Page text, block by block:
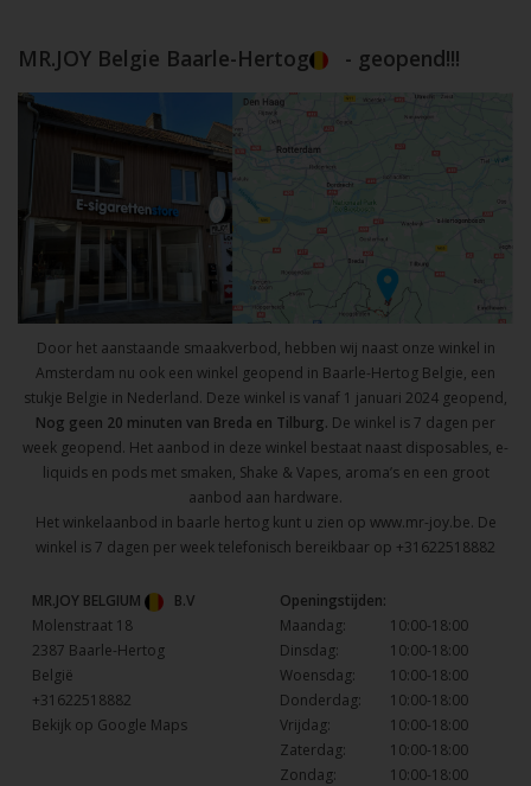
MR.JOY Belgie Baarle-Hertog - geopend!!!
Door het aanstaande smaakverbod, hebben wij naast onze winkel in
Amsterdam nu ook een winkel geopend in Baarle-Hertog Belgie, een
stukje Belgie in Nederland. Deze winkel is vanaf 1 januari 2024 geopend,
Nog geen 20 minuten van Breda en Tilburg. De winkel is 7 dagen per
week geopend. Het aanbod in deze winkel bestaat naast disposables, e-
liquids en pods met smaken, Shake & Vapes, aroma’s en een groot
aanbod aan hardware.
Het winkelaanbod in baarle hertog kunt u zien op www.mr-joy.be. De
winkel is 7 dagen per week telefonisch bereikbaar op +31622518882
MR.JOY BELGIUM
B.V
Molenstraat 18
2387 Baarle-Hertog
België
+31622518882
Bekijk op Google Maps
Openingstijden:
Maandag:
10:00-18:00
Dinsdag:
10:00-18:00
Woensdag:
10:00-18:00
Donderdag:
10:00-18:00
Vrijdag:
10:00-18:00
Zaterdag:
10:00-18:00
Zondag:
10:00-18:00